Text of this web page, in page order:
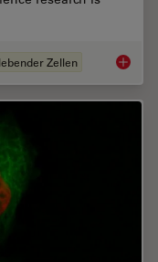
Zellen Live-